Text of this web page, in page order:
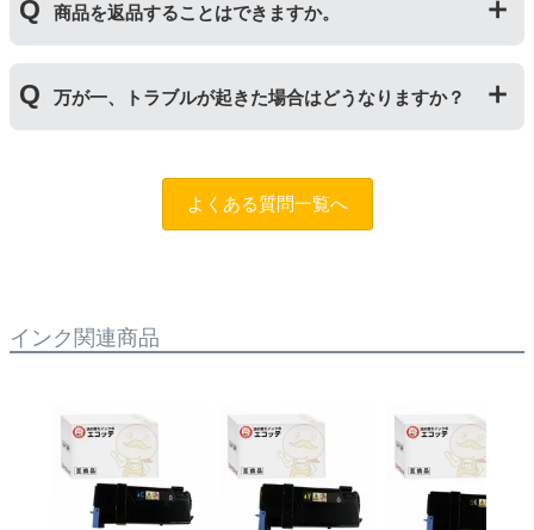
しいものに交換してください。
サイクルトナー/ドラムに限り、レビューをご投稿いただ
くことで保証期間が2年に延長されます。
保証期間の2年以内に使い切るようお願いいたします。
商品を返品することはできますか。
用未開封の場合であっても対応することができません。
ご購入前に商品の型番などをよくご確認ください。な
ますので、お手数ですが当店までお問い合わせくださ
万が一、トラブルが起きた場合はどうなりますか？
問合フォーム
ふたつの保証」を設けておりますので、ご購入
よくある質問一覧へ
インク関連商品